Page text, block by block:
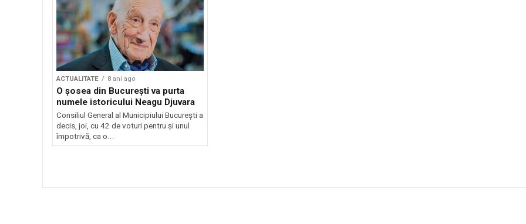
ACTUALITATE 8 ani ago
O şosea din Bucureşti va purta
numele istoricului Neagu Djuvara
Consiliul General al Municipiului Bucureşti a
decis, joi, cu 42 de voturi pentru şi unul
împotrivă, ca o...